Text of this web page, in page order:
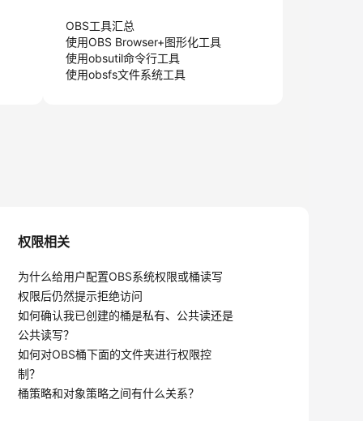
OBS工具汇总
使用OBS Browser+图形化工具
使用obsutil命令行工具
使用obsfs文件系统工具
权限相关
为什么给用户配置OBS系统权限或桶读写
权限后仍然提示拒绝访问
如何确认我已创建的桶是私有、公共读还是
公共读写？
如何对OBS桶下面的文件夹进行权限控
制？
桶策略和对象策略之间有什么关系？